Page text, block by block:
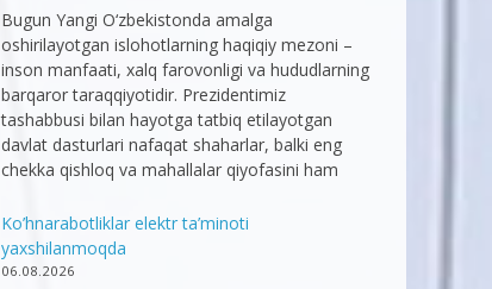
Bugun Yangi O‘zbekistonda amalga
oshirilayotgan islohotlarning haqiqiy mezoni –
inson manfaati, xalq farovonligi va hududlarning
barqaror taraqqiyotidir. Prezidentimiz
tashabbusi bilan hayotga tatbiq etilayotgan
davlat dasturlari nafaqat shaharlar, balki eng
chekka qishloq va mahallalar qiyofasini ham
Ko’hnarabotliklar elektr ta’minoti
yaxshilanmoqda
06.08.2026